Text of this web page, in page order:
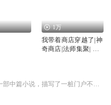
1万
我带着商店穿越了|神
奇商店|法师集聚| AI